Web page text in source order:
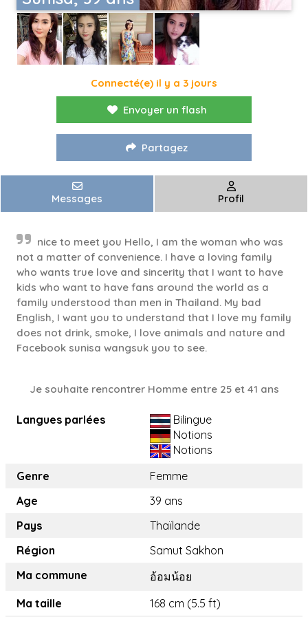
Connecté(e) il y a 3 jours
Envoyer un flash
Partagez
Messages Profil
nice to meet you Hello, I am the woman who was
not a matter of convenience. I have a loving family
who wants true love and sincerity that I want to have
kids who want to have fans around the world as a
family understood than men in Thailand. My bad
English, I want you to understand that I love my family
does not drink, smoke, I love animals and nature and
Facebook sunisa wangsuk you to see.
Je souhaite rencontrer Homme entre 25 et 41 ans
Langues parlées
Bilingue
Notions
Notions
Genre
Femme
Age
39 ans
Pays
Thaïlande
Région
Samut Sakhon
Ma commune
อ้อมน้อย
Ma taille
168 cm (5.5 ft)